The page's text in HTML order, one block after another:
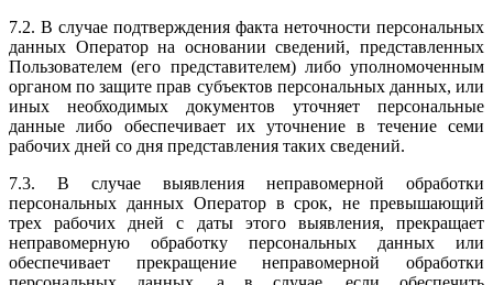
7.2. В случае подтверждения факта неточности персональных
данных Оператор на основании сведений, представленных
Пользователем (его представителем) либо уполномоченным
органом по защите прав субъектов персональных данных, или
иных необходимых документов уточняет персональные
данные либо обеспечивает их уточнение в течение семи
рабочих дней со дня представления таких сведений.
7.3. В случае выявления неправомерной обработки
персональных данных Оператор в срок, не превышающий
трех рабочих дней с даты этого выявления, прекращает
неправомерную обработку персональных данных или
обеспечивает прекращение неправомерной обработки